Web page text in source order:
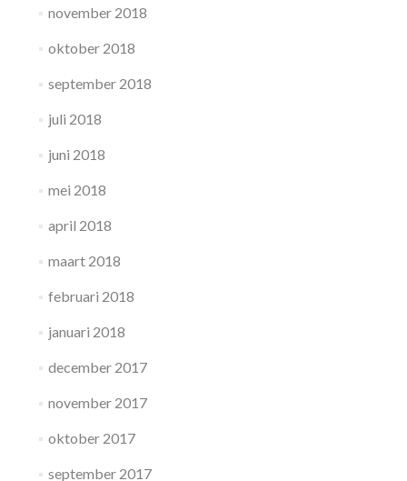
november 2018
oktober 2018
september 2018
juli 2018
juni 2018
mei 2018
april 2018
maart 2018
februari 2018
januari 2018
december 2017
november 2017
oktober 2017
september 2017